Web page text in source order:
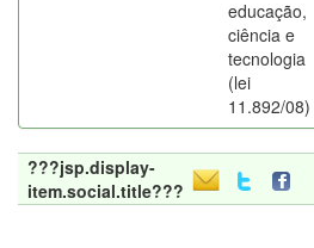
educação,
ciência e
tecnologia
(lei
11.892/08)
???jsp.display-
item.social.title???